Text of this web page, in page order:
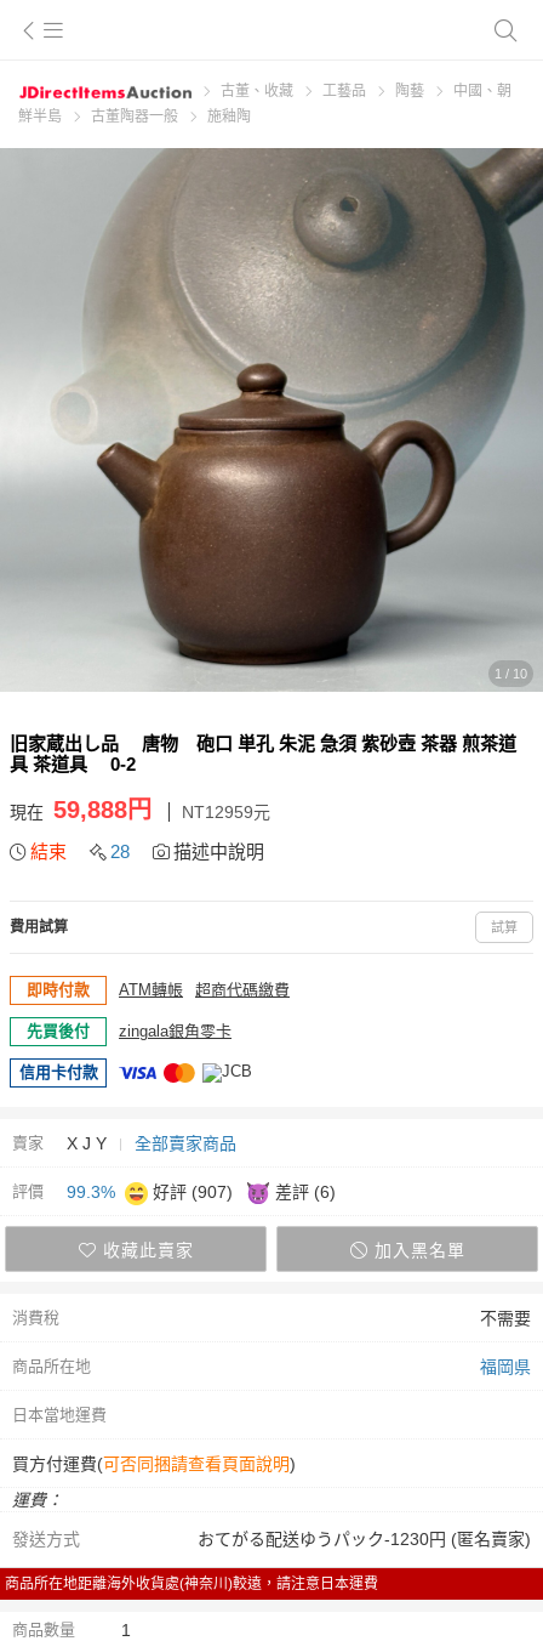
古董、收藏 工藝品 陶藝
中國、朝
鮮半島
古董陶器一般 施釉陶
1 / 10
旧家蔵出し品 唐物 砲口 単孔 朱泥 急須 紫砂壺 茶器 煎茶道
具 茶道具 0-2
現在 59,888円 NT12959元
結束 28 描述中說明
費用試算 試算
即時付款 ATM轉帳 超商代碼繳費
先買後付 zingala銀角零卡
信用卡付款
賣家 X J Y 全部賣家商品
評價 99.3% 好評 (907) 差評 (6)
收藏此賣家 加入黑名單
消費稅 不需要
商品所在地 福岡県
日本當地運費
買方付運費(可否同捆請查看頁面說明)
運費：
發送方式
おてがる配送ゆうパック-1230円 (匿名賣家)
商品所在地距離海外收貨處(神奈川)較遠，請注意日本運費
商品數量 1